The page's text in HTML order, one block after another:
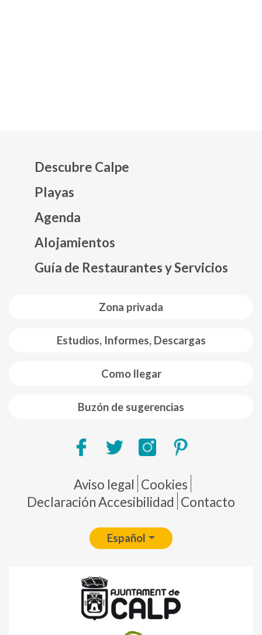
Zona privada
Estudios, Informes, Descargas
Como llegar
Buzón de sugerencias
Descubre Calpe
Playas
Agenda
Alojamientos
Guía de Restaurantes y Servicios
Pie de página
Aviso legal Cookies
Declaración Accesibilidad Contacto
Español